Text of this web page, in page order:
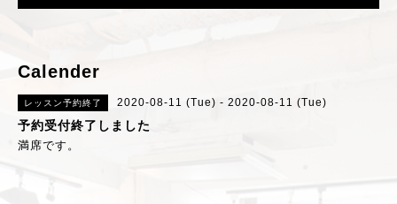
Calender
レッスン予約終了 2020-08-11 (Tue) - 2020-08-11 (Tue)
予約受付終了しました
満席です。